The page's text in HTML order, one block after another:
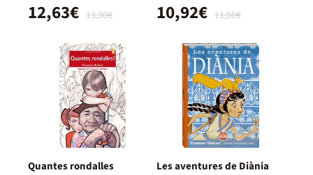
13,30€
12,63€ 11,50€
10,92€
Quantes rondalles Les aventures de Diània